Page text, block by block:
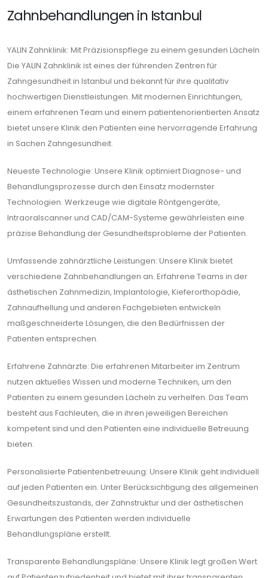
Zahnbehandlungen in Istanbul
YALIN Zahnklinik: Mit Präzisionspflege zu einem gesunden Lächeln
Die YALIN Zahnklinik ist eines der führenden Zentren für
Zahngesundheit in Istanbul und bekannt für ihre qualitativ
hochwertigen Dienstleistungen. Mit modernen Einrichtungen,
einem erfahrenen Team und einem patientenorientierten Ansatz
bietet unsere Klinik den Patienten eine hervorragende Erfahrung
in Sachen Zahngesundheit.
Neueste Technologie: Unsere Klinik optimiert Diagnose- und
Behandlungsprozesse durch den Einsatz modernster
Technologien. Werkzeuge wie digitale Röntgengeräte,
Intraoralscanner und CAD/CAM-Systeme gewährleisten eine
präzise Behandlung der Gesundheitsprobleme der Patienten.
Umfassende zahnärztliche Leistungen: Unsere Klinik bietet
verschiedene Zahnbehandlungen an. Erfahrene Teams in der
ästhetischen Zahnmedizin, Implantologie, Kieferorthopädie,
Zahnaufhellung und anderen Fachgebieten entwickeln
maßgeschneiderte Lösungen, die den Bedürfnissen der
Patienten entsprechen.
Erfahrene Zahnärzte: Die erfahrenen Mitarbeiter im Zentrum
nutzen aktuelles Wissen und moderne Techniken, um den
Patienten zu einem gesunden Lächeln zu verhelfen. Das Team
besteht aus Fachleuten, die in ihren jeweiligen Bereichen
kompetent sind und den Patienten eine individuelle Betreuung
bieten.
Personalisierte Patientenbetreuung: Unsere Klinik geht individuell
auf jeden Patienten ein. Unter Berücksichtigung des allgemeinen
Gesundheitszustands, der Zahnstruktur und der ästhetischen
Erwartungen des Patienten werden individuelle
Behandlungspläne erstellt.
Transparente Behandlungspläne: Unsere Klinik legt großen Wert